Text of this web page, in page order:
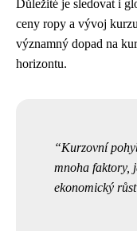
Důležité je sledovat i
ceny ropy a vývoj
významný dopad na
horizontu.
Kurzovní
mnoha faktory,
ekonomický